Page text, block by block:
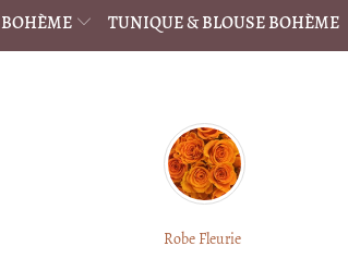
BOHÈME TUNIQUE & BLOUSE BOHÈME
Robe Fleurie